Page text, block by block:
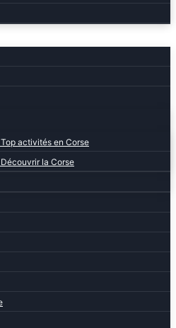
activités en Corse
la Corse